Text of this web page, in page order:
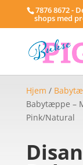
7876 8672 -
shops med
Hjem /
Babytæppe –
Pink/Natural